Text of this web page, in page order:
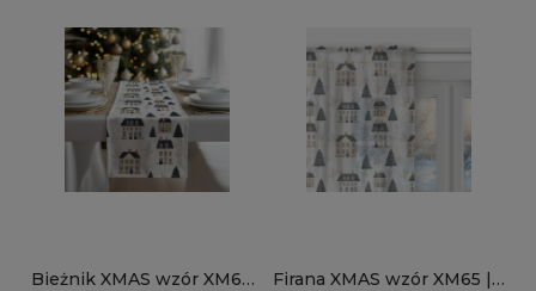
Bieżnik XMAS wzór XM65 |
Firana XMAS wzór XM65 |